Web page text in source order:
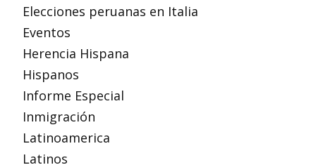
Elecciones peruanas en Italia
Eventos
Herencia Hispana
Hispanos
Informe Especial
Inmigración
Latinoamerica
Latinos